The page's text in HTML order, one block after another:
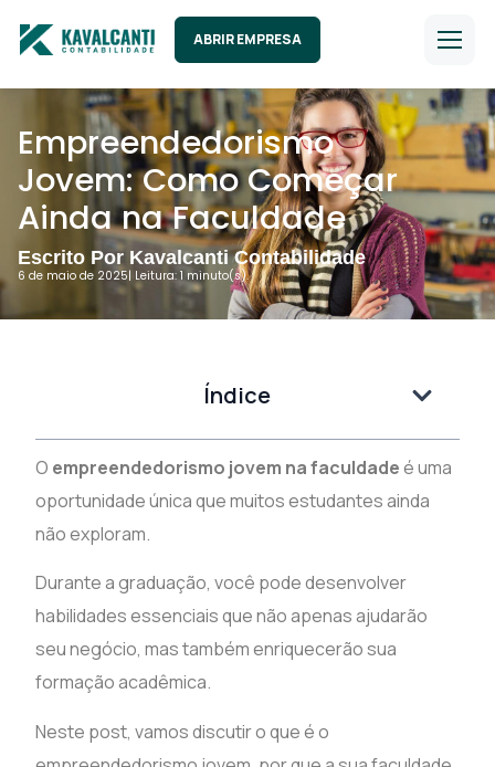
ABRIR EMPRESA
Empreendedorismo
Jovem: Como Começar
Ainda na Faculdade
Escrito Por Kavalcanti Contabilidade
6 de maio de 2025| Leitura: 1 minuto(s).
Índice
O empreendedorismo jovem na faculdadeé uma
oportunidade única que muitos estudantes ainda
não exploram.
Durante a graduação, você pode desenvolver
habilidades essenciais que não apenas ajudarão
seu negócio, mas também enriquecerão sua
formação acadêmica.
Neste post, vamos discutir o que é o